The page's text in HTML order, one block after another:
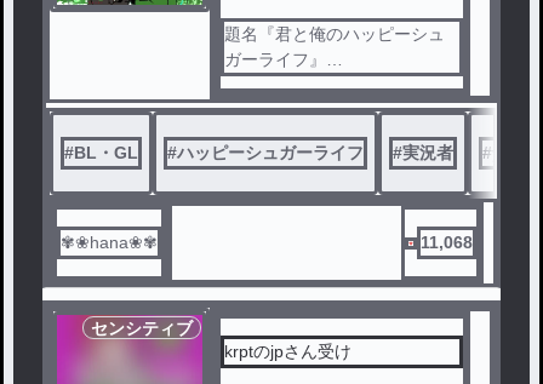
題名『君と俺のハッピーシュ
ガーライフ』
本家・参考様➺【ハッピーシュ
ガーライフ】
/鍵空とみやき/様
この作品はyajpとなっておりま
【ハッピーシュガーライフ】
たまに、グロ表現などがあり
苦手な方は引き返してくださ
い。
#BL・GL #ハッピーシュガーライフ #実況者 #
✾❀hana❀✾ 11,068
センシティブ
krptのjpさん受け